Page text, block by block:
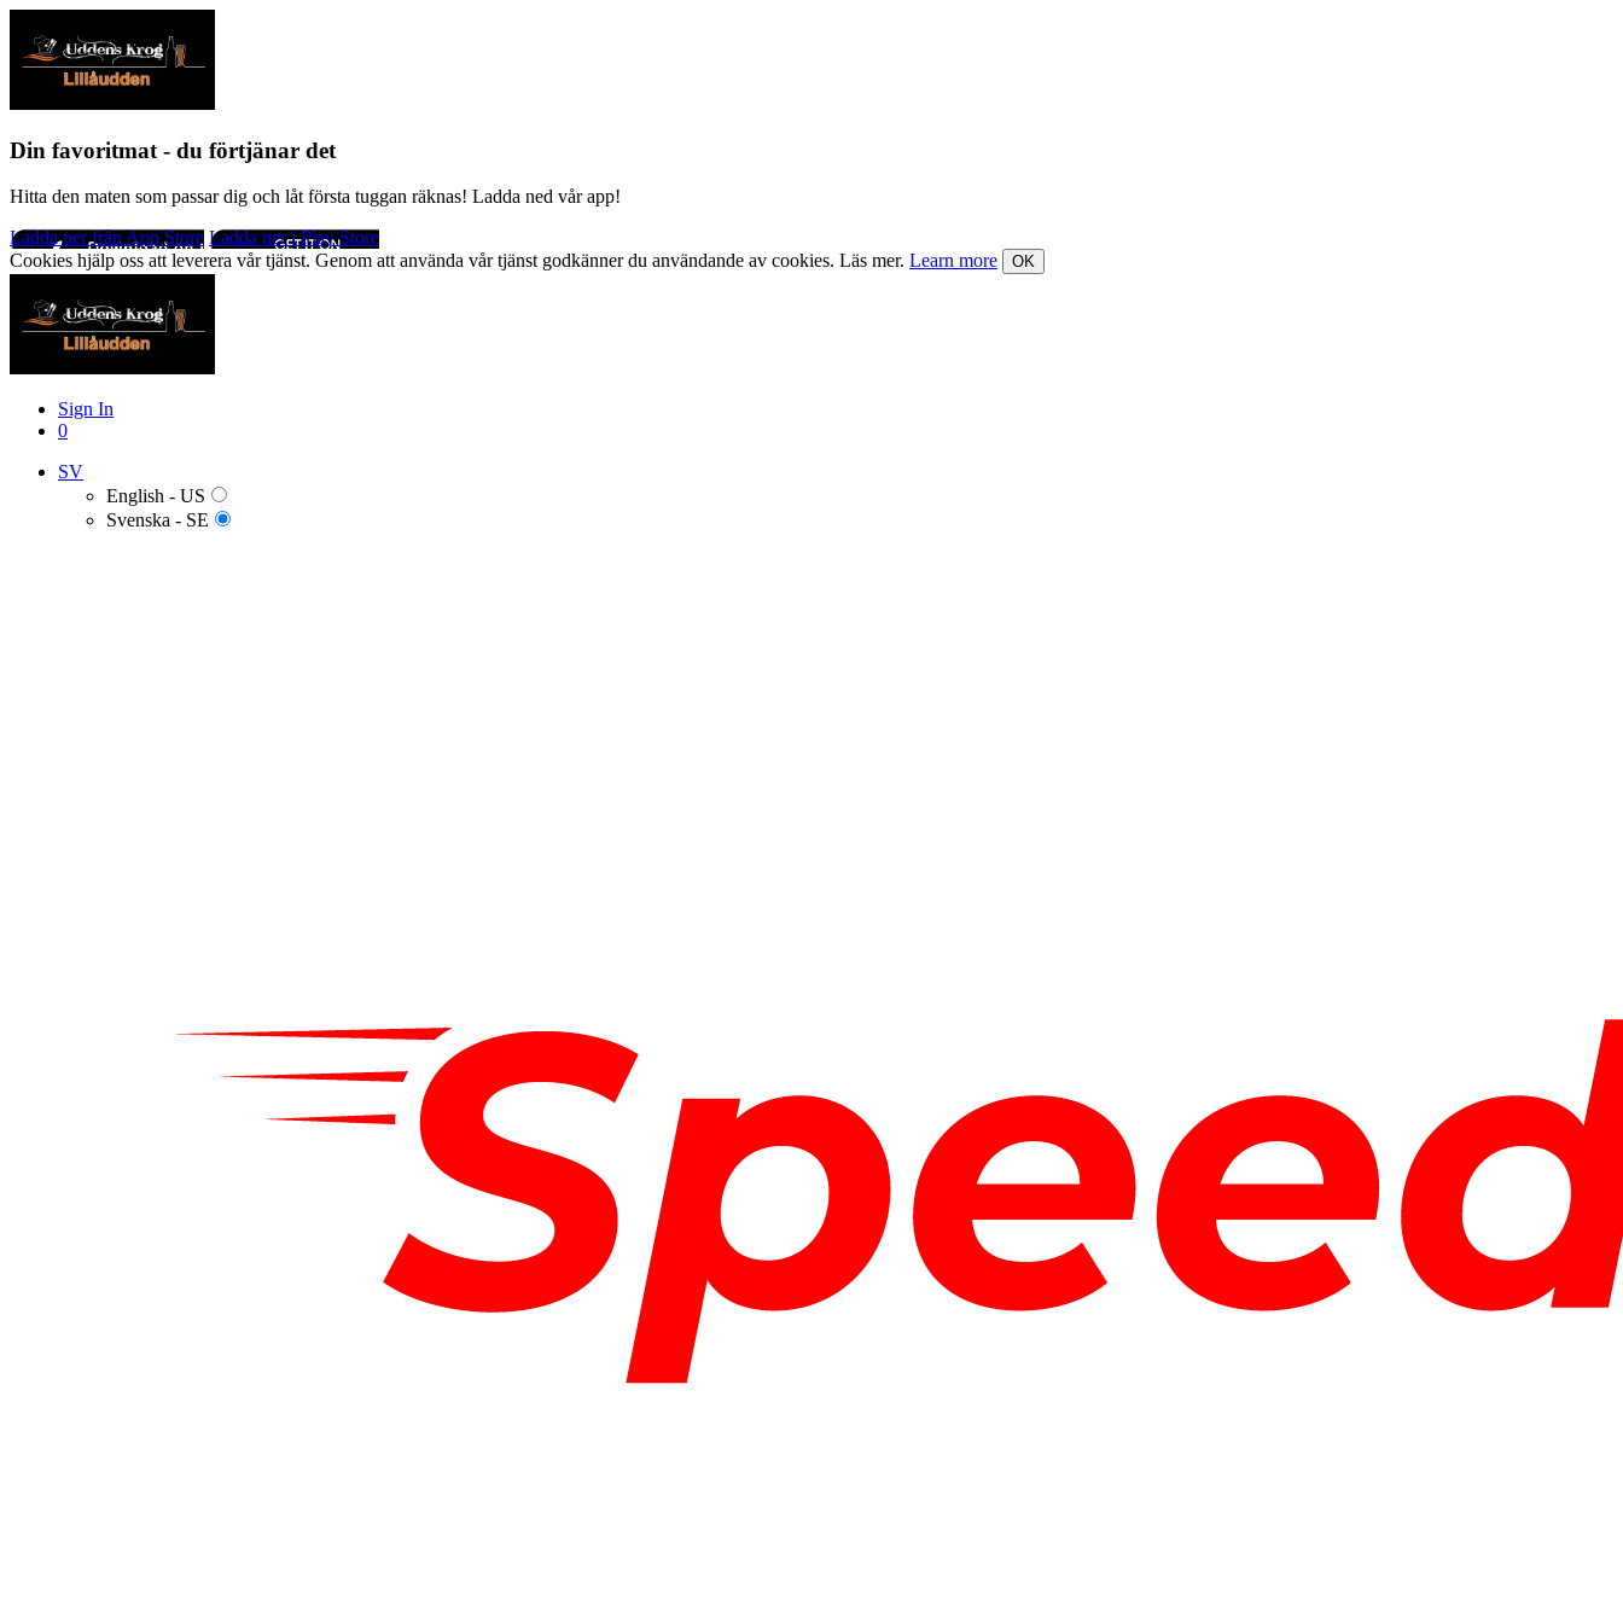
Din favoritmat - du förtjänar det
Hitta den maten som passar dig och låt första tuggan räknas! Ladda ned vår app!
Ladda ner från App Store Ladda ner i Play Store
Cookies hjälp oss att leverera vår tjänst. Genom att använda vår tjänst godkänner du användande av cookies. Läs mer. Learn more OK
Sign In
0
SV
English - US
Svenska - SE